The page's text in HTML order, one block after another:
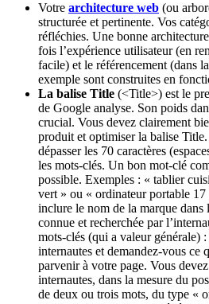
Votre architecture web (ou
structurée et pertinente. Vos
réfléchies. Une bonne
fois l’expérience utilisateur (en
facile) et le référencement (dans
exemple sont construites en
La balise Title (<Title>) est le
de Google analyse. Son poids
crucial. Vous devez clairement
produit et optimiser la balise
dépasser les 70 caractères
les mots-clés. Un bon mot-clé
possible. Exemples : « tablier
vert » ou « ordinateur portable
inclure le nom de la marque dans
connue et recherchée par
mots-clés (qui a valeur générale)
internautes et demandez-vous ce
parvenir à votre page. Vous
internautes, dans la mesure du
de deux ou trois mots, du type «